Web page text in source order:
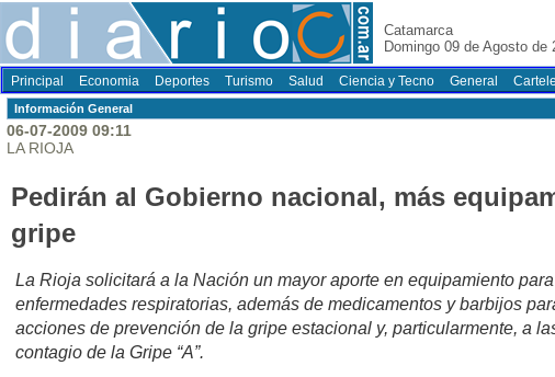
Catamarca
Domingo 09 de Agosto de
Principal Economia Deportes Turismo Salud Ciencia y Tecno General
Información General
06-07-2009 09:11
LA RIOJA
Pedirán al Gobierno nacional, más
gripe
La Rioja solicitará a la Nación un mayor aporte en equipamiento
enfermedades respiratorias, además de medicamentos y barbijos
acciones de prevención de la gripe estacional y, particularmente, a
contagio de la Gripe “A”.